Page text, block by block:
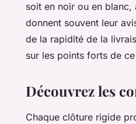
soit en noir ou en blanc,
donnent souvent leur
de la rapidité de la
sur les points forts de
Découvrez les
Chaque clôture rigide